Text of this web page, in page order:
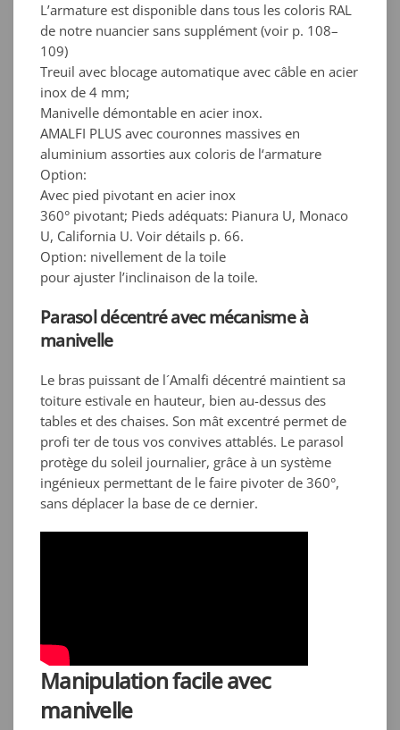
L’armature est disponible dans tous les coloris RAL
de notre nuancier sans supplément (voir p. 108–
109)
Treuil avec blocage automatique avec câble en acier
inox de 4 mm;
Manivelle démontable en acier inox.
AMALFI PLUS avec couronnes massives en
aluminium assorties aux coloris de l‘armature
Option:
Avec pied pivotant en acier inox
360° pivotant; Pieds adéquats: Pianura U, Monaco
U, California U. Voir détails p. 66.
Option: nivellement de la toile
pour ajuster l’inclinaison de la toile.
Parasol décentré avec mécanisme à
manivelle
Le bras puissant de l´Amalfi décentré maintient sa
toiture estivale en hauteur, bien au-dessus des
tables et des chaises. Son mât excentré permet de
profi ter de tous vos convives attablés. Le parasol
protège du soleil journalier, grâce à un système
ingénieux permettant de le faire pivoter de 360°,
sans déplacer la base de ce dernier.
Manipulation facile avec
manivelle